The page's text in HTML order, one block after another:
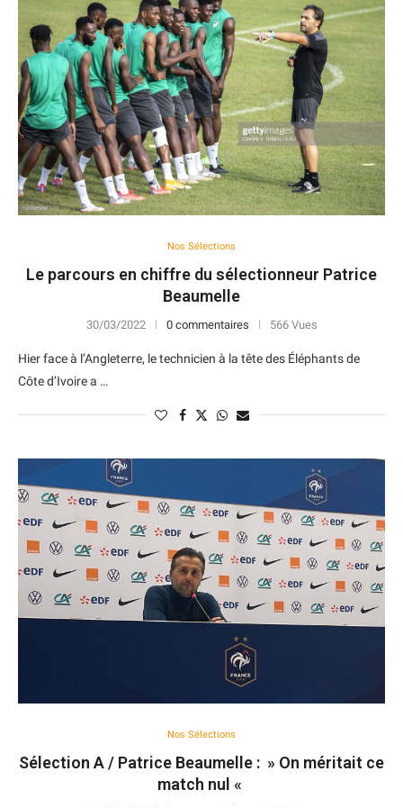
Nos Sélections
Le parcours en chiffre du sélectionneur Patrice
Beaumelle
30/03/2022 0 commentaires 566 Vues
Hier face à l’Angleterre, le technicien à la tête des Éléphants de
Côte d’Ivoire a …
Nos Sélections
Sélection A / Patrice Beaumelle : » On méritait ce
match nul «